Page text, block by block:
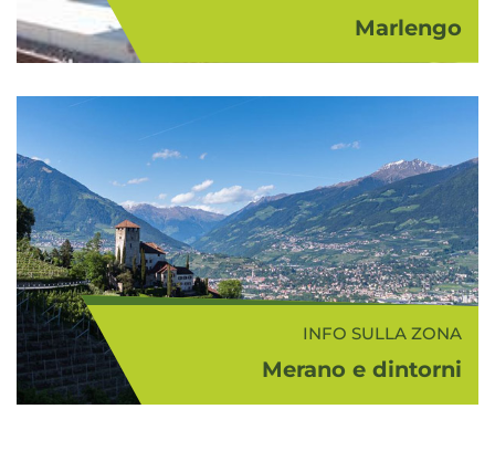
Marlengo
a 363 m s.l.m, dista appena 3 km da
frutteti, il comune di Marlengo è
favorito da un clima mite che
caratterizza tutt...
INFO SULLA ZONA
Merano e dintorni